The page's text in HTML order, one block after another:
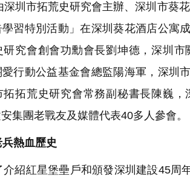
圳市拓荒史研究會主辦、深圳市葵
習特別活動」在深圳葵花酒店公寓
研究會創會功勳會長劉坤德，深圳
行動公益基金會總監陽海軍，深圳
拓拓荒史研究會常務副秘書長陳巍
集團老戰友及媒體代表40多人參會。
熱血歷史
紹紅星堡壘戶和頒發深圳建設45周